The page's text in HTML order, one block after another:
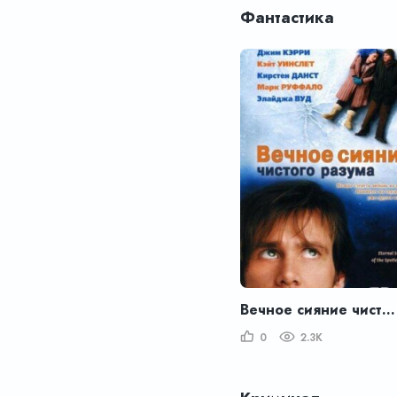
Фантастика
Вечное сияние чистого разума
0 2.3K